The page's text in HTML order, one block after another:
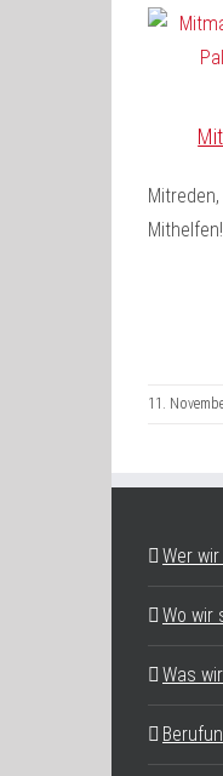
Mithelfen!
11.
Wer
Wo wir
Was